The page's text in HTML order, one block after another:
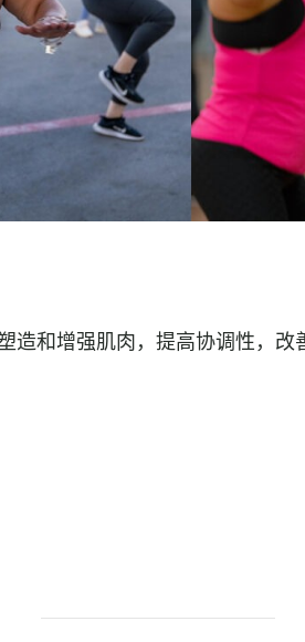
造和增强肌肉，提高协调性，